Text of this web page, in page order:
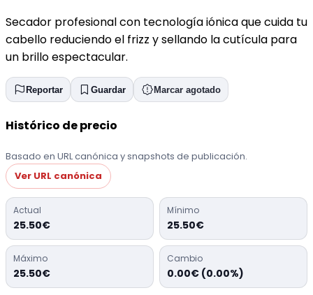
Secador profesional con tecnología iónica que cuida tu
cabello reduciendo el frizz y sellando la cutícula para
un brillo espectacular.
Reportar Guardar Marcar agotado
Histórico de precio
Basado en URL canónica y snapshots de publicación.
Ver URL canónica
Actual
25.50€
Mínimo
25.50€
Máximo
25.50€
Cambio
0.00€ (0.00%)